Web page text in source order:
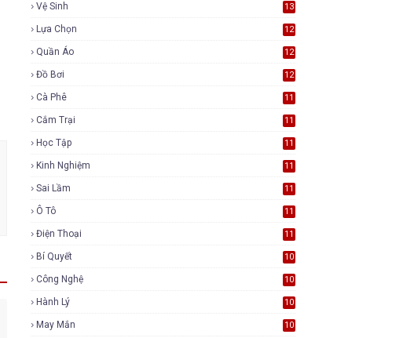
Vệ Sinh 13
Lựa Chọn 12
Quần Áo 12
Đồ Bơi 12
Cà Phê 11
Cắm Trại 11
Học Tập 11
Kinh Nghiệm 11
Sai Lầm 11
Ô Tô 11
Điện Thoại 11
Bí Quyết 10
Công Nghệ 10
Hành Lý 10
May Mắn 10